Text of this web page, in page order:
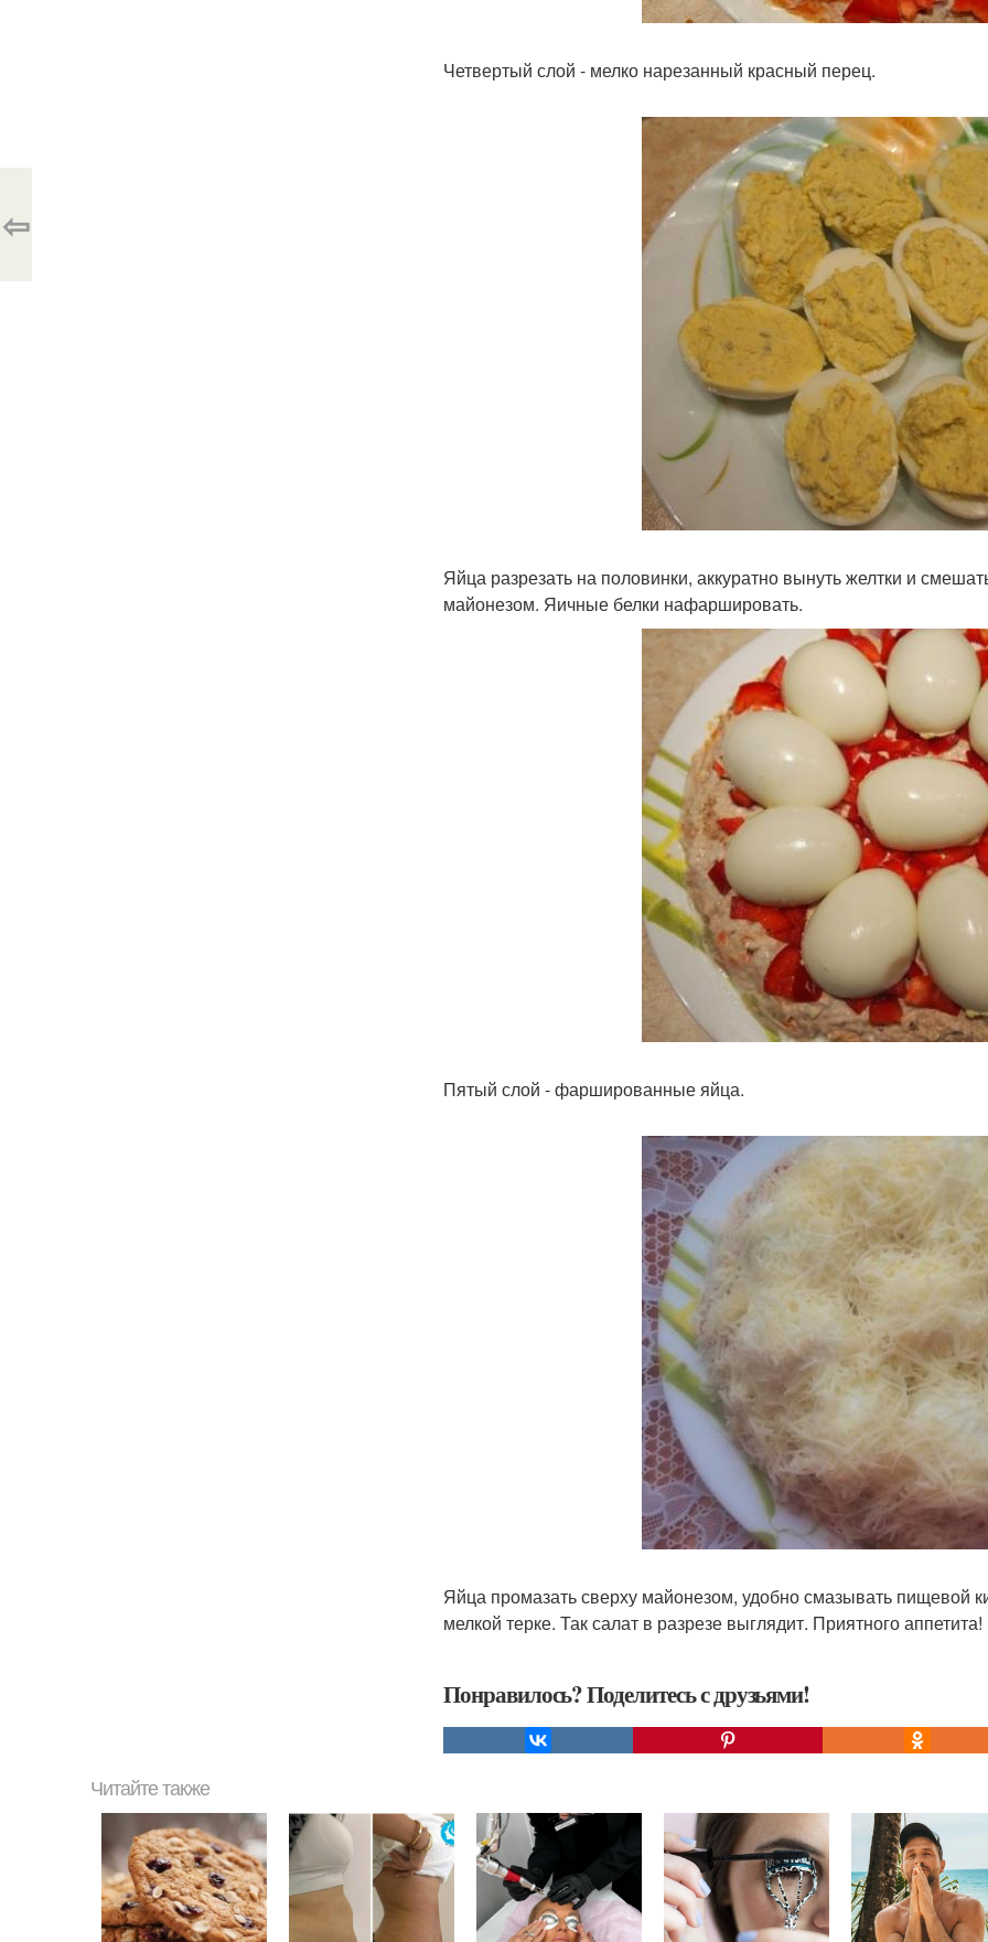
Четвертый слой - мелко нарезанный красный перец.
Яйца разрезать на половинки, аккуратно вынуть желтки и
майонезом. Яичные белки нафаршировать.
Пятый слой - фаршированные яйца.
Яйца промазать сверху майонезом, удобно смазывать пищевой
мелкой терке. Так салат в разрезе выглядит. Приятного аппетита!
Понравилось? Поделитесь с друзьями!
⇦
Читайте также